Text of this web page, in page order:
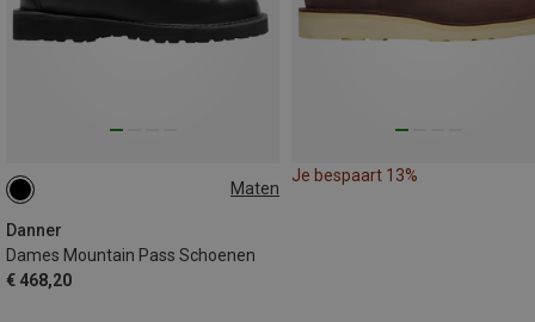
Maten
Danner
Dames Mountain Pass Schoenen
€ 468,20
40.5
Je bespaart 13%